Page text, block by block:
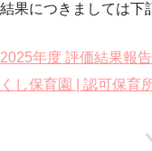
結果につきましては下
2025年度 評価結果報
くし保育園 | 認可保育